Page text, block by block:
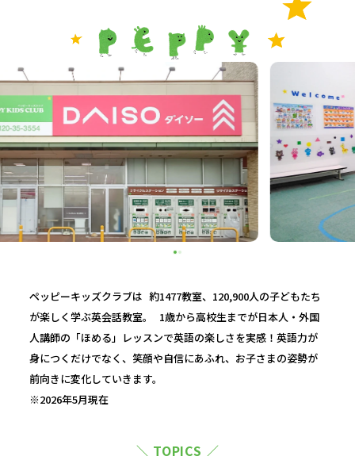
ペッピーキッズクラブは 約1477教室、120,900人の子どもたち
が楽しく学ぶ英会話教室。 1歳から高校生までが日本人・外国
人講師の「ほめる」レッスンで英語の楽しさを実感！英語力が
身につくだけでなく、笑顔や自信にあふれ、お子さまの姿勢が
前向きに変化していきます。
※2026年5月現在
＼ TOPICS ／